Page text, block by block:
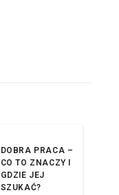
DOBRA PRACA –
CO TO ZNACZY I
GDZIE JEJ
SZUKAĆ?